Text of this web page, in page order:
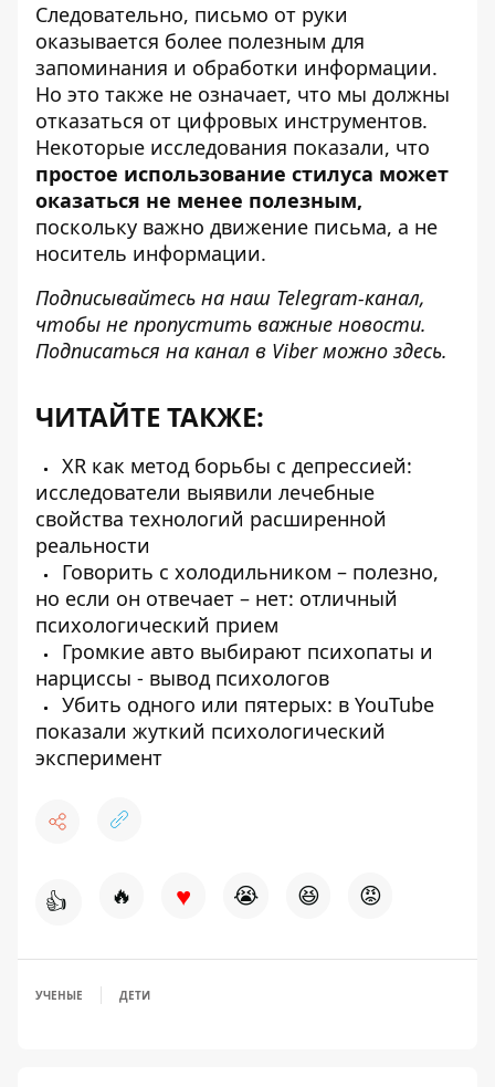
Следовательно, письмо от руки
оказывается более полезным для
запоминания и обработки информации.
Но это также не означает, что мы должны
отказаться от цифровых инструментов.
Некоторые исследования показали, что
простое использование стилуса может
оказаться не менее полезным,
поскольку важно движение письма, а не
носитель информации.
Подписывайтесь на наш Telegram-канал,
чтобы не пропустить важные новости.
Подписаться на канал в Viber можно здесь.
ЧИТАЙТЕ ТАКЖЕ:
XR как метод борьбы с депрессией:
исследователи выявили лечебные
свойства технологий расширенной
реальности
Говорить с холодильником – полезно,
но если он отвечает – нет: отличный
психологический прием
Громкие авто выбирают психопаты и
нарциссы - вывод психологов
Убить одного или пятерых: в YouTube
показали жуткий психологический
эксперимент
👍 🔥 ♥ 😭 😆 😡
УЧЕНЫЕ ДЕТИ